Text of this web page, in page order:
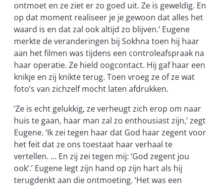
ontmoet en ze ziet er zo goed uit. Ze is geweldig. En
op dat moment realiseer je je gewoon dat alles het
waard is en dat zal ook altijd zo blijven.’ Eugene
merkte de veranderingen bij Sokhna toen hij haar
aan het filmen was tijdens een controleafspraak na
haar operatie. Ze hield oogcontact. Hij gaf haar een
knikje en zij knikte terug. Toen vroeg ze of ze wat
foto’s van zichzelf mocht laten afdrukken.
‘Ze is echt gelukkig, ze verheugt zich erop om naar
huis te gaan, haar man zal zo enthousiast zijn,’ zegt
Eugene. ‘Ik zei tegen haar dat God haar zegent voor
het feit dat ze ons toestaat haar verhaal te
vertellen. … En zij zei tegen mij: ‘God zegent jou
ook’.’ Eugene legt zijn hand op zijn hart als hij
terugdenkt aan die ontmoeting. ‘Het was een